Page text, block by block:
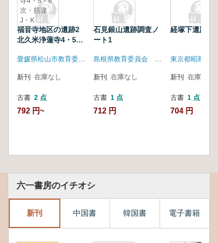
次・筋違
J・K
福音寺地区の遺跡2
北久米浄蓮寺4・5・
新刊 在庫なし
古書 2 点
792 円~
石見銀山遺跡調査ノ
ート1
新刊 在庫なし
古書 1 点
712 円
経塚下遺跡
新刊 在庫なし
古書 1 点
704 円
六一書房のイチオシ
新刊 中国書 韓国書 電子書籍